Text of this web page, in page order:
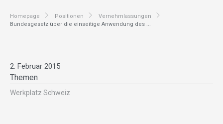
Homepage Positionen
Vernehmlassungen
Bundesgesetz über die einseitige Anwendung des ...
2. Februar 2015
Themen
Werkplatz Schweiz